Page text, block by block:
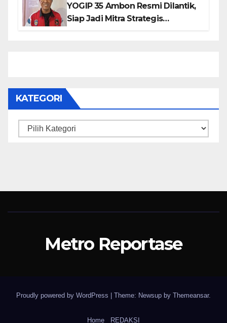
YOGIP 35 Ambon Resmi Dilantik,
Siap Jadi Mitra Strategis
KATEGORI
Kategori
Metro Reportase
Proudly powered by WordPress Theme: Newsup by Themeansar.
Home REDAKSI